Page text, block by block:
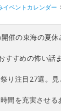
イベントカレンダー
催の東海の夏休
すすめの怖い話
り注目27選。
間を充実させ